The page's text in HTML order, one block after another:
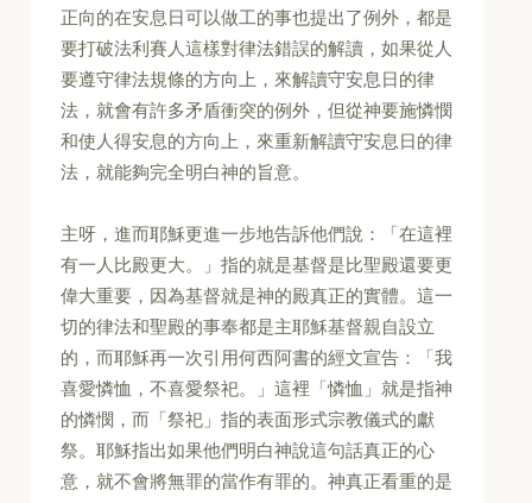
正向的在安息日可以做工的事也提出了例外，都是
要打破法利賽人這樣對律法錯誤的解讀，如果從人
要遵守律法規條的方向上，來解讀守安息日的律
法，就會有許多矛盾衝突的例外，但從神要施憐憫
和使人得安息的方向上，來重新解讀守安息日的律
法，就能夠完全明白神的旨意。
主呀，進而耶穌更進一步地告訴他們說：「在這裡
有一人比殿更大。」指的就是基督是比聖殿還要更
偉大重要，因為基督就是神的殿真正的實體。這一
切的律法和聖殿的事奉都是主耶穌基督親自設立
的，而耶穌再一次引用何西阿書的經文宣告：「我
喜愛憐恤，不喜愛祭祀。」這裡「憐恤」就是指神
的憐憫，而「祭祀」指的表面形式宗教儀式的獻
祭。耶穌指出如果他們明白神說這句話真正的心
意，就不會將無罪的當作有罪的。神真正看重的是